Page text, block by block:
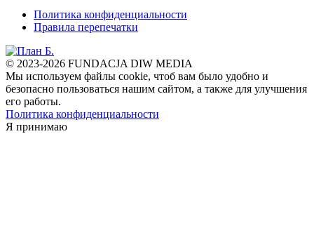
Политика конфиденциальности
Правила перепечатки
© 2023-2026 FUNDACJA DIW MEDIA
Мы используем файлы cookie, чтоб вам было удобно и
безопасно пользоваться нашим сайтом, а также для улучшения
его работы.
Политика конфиденциальности
Я принимаю